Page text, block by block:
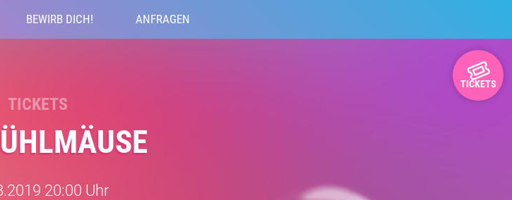
BEWIRB DICH! ANFRAGEN
TICKETS
TICKETS
20:00 Uhr